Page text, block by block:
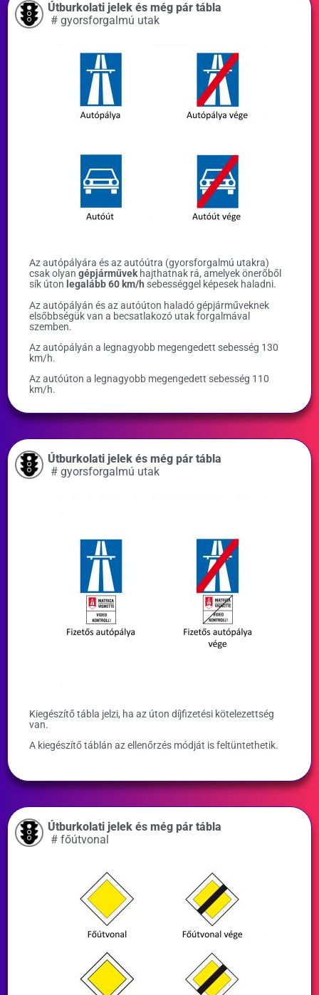
Útburkolati jelek és még pár tábla
# gyorsforgalmú utak
Az autópályára és az autóútra (gyorsforgalmú utakra)
csak olyan gépjárművekhajthatnak rá, amelyek önerőből
sík úton legalább 60 km/h sebességgel képesek haladni.
Az autópályán és az autóúton haladó gépjárműveknek
elsőbbségük van a becsatlakozó utak forgalmával
szemben.
Az autópályán a legnagyobb megengedett sebesség 130
km/h.
Az autóúton a legnagyobb megengedett sebesség 110
km/h.
Útburkolati jelek és még pár tábla
# gyorsforgalmú utak
Kiegészítő tábla jelzi, ha az úton díjfizetési kötelezettség
van.
A kiegészítő táblán az ellenőrzés módját is feltüntethetik.
Útburkolati jelek és még pár tábla
# főútvonal